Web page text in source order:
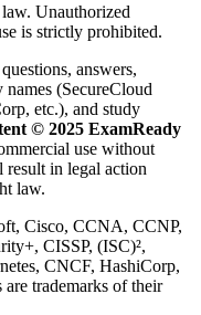
Unauthorized
is strictly prohibited.
answers,
(SecureCloud
etc.), and study
© 2025 ExamReady
use without
in legal action
law.
Cisco, CCNA, CCNP,
CISSP, (ISC)²,
CNCF, HashiCorp,
trademarks of their